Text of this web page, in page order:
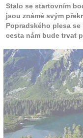
Před cestou
Atrakce
O nás
Kontakt
Stalo se startovním
jsou známé svým
Popradského plesa
cesta nám bude trvat